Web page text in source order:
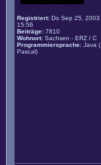
Registriert: Do Sep 25, 2003
15:56
Beiträge: 7810
Wohnort: Sachsen - ERZ / C
Programmiersprache: Java (,
Pascal)